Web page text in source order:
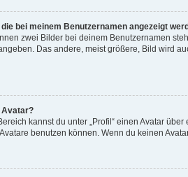
bei meinem Benutzernamen angezeigt
zwei Bilder bei deinem Benutzernamen
Das andere, meist größere, Bild wird
Avatar?
kannst du unter „Profil“ einen Avatar
benutzen können. Wenn du keinen